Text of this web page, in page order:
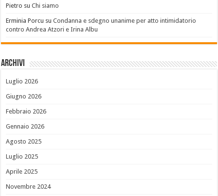
Pietro suChi siamo
Erminia Porcu suCondanna e sdegno unanime per atto intimidatorio
contro Andrea Atzori e Irina Albu
Archivi
Luglio 2026
Giugno 2026
Febbraio 2026
Gennaio 2026
Agosto 2025
Luglio 2025
Aprile 2025
Novembre 2024